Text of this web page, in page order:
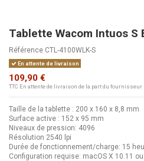
Tablette Wacom Intuos S
Référence CTL-4100WLK-S
En attente de livraison
109,90 €
TTC En attente de livraison de la part du fournisseur
Taille de la tablette : 200 x 160 x 8,8 mm
Surface active : 152 x 95 mm
Niveaux de pression: 4096
Résolution 2540 lpi
Durée de fonctionnement/charge: 15
Configuration requise: macOS X 10.11